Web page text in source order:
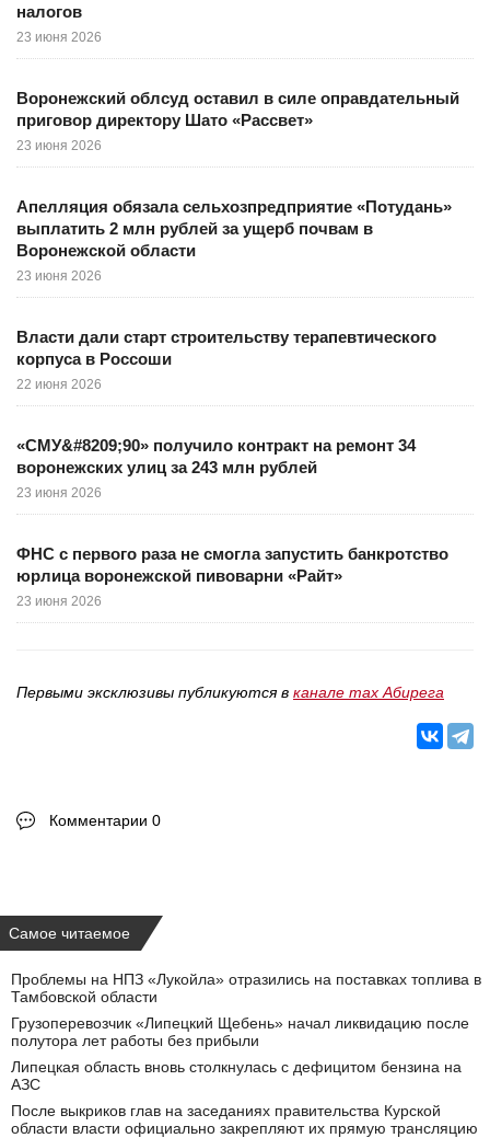
налогов
23 июня 2026
Воронежский облсуд оставил в силе оправдательный
приговор директору Шато «Рассвет»
23 июня 2026
Апелляция обязала сельхозпредприятие «Потудань»
выплатить 2 млн рублей за ущерб почвам в
Воронежской области
23 июня 2026
Власти дали старт строительству терапевтического
корпуса в Россоши
22 июня 2026
«СМУ&#8209;90» получило контракт на ремонт 34
воронежских улиц за 243 млн рублей
23 июня 2026
ФНС с первого раза не смогла запустить банкротство
юрлица воронежской пивоварни «Райт»
23 июня 2026
Первыми эксклюзивы публикуются в канале max Абирега
Комментарии 0
Самое читаемое
Проблемы на НПЗ «Лукойла» отразились на поставках топлива в
Тамбовской области
Грузоперевозчик «Липецкий Щебень» начал ликвидацию после
полутора лет работы без прибыли
Липецкая область вновь столкнулась с дефицитом бензина на
АЗС
После выкриков глав на заседаниях правительства Курской
области власти официально закрепляют их прямую трансляцию